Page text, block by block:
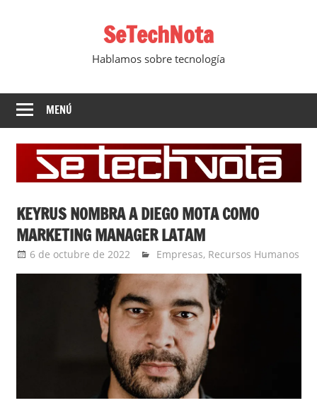
SeTechNota
Hablamos sobre tecnología
MENÚ
KEYRUS NOMBRA A DIEGO MOTA COMO
MARKETING MANAGER LATAM
6 de octubre de 2022 Ernesto Herrera
Empresas, Recursos Humanos